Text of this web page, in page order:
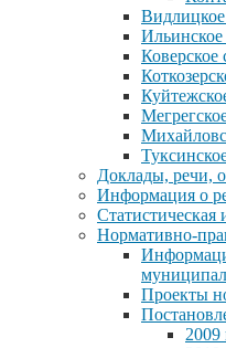
Видлицкое
Ильинское
Коверское
Доклады, речи,
Информация о
Нормативно-
Проекты
2009